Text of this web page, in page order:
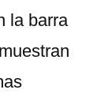
la barra